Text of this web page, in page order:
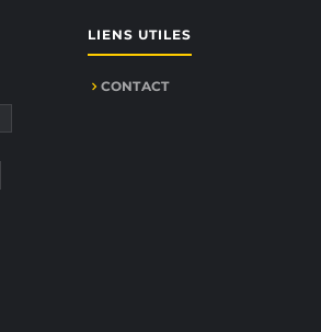
LIENS UTILES
CONTACT